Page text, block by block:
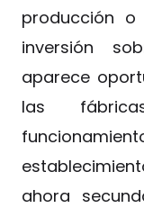
producción
inversión
aparece
las
ahora